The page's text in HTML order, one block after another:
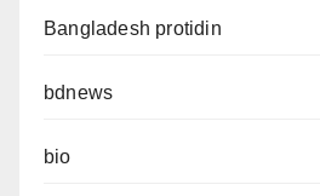
Bangladesh protidin
bdnews
bio